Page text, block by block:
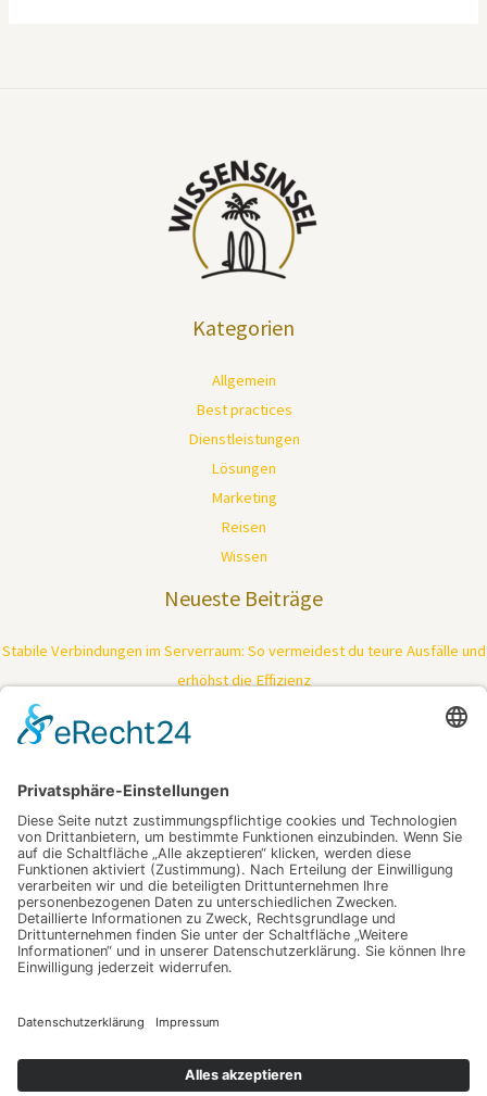
Kategorien
Allgemein
Best practices
Dienstleistungen
Lösungen
Marketing
Reisen
Wissen
Neueste Beiträge
Stabile Verbindungen im Serverraum: So vermeidest du teure Ausfälle und
erhöhst die Effizienz
Tiefenreinigung trifft Kraftpaket: So bringt moderne Technologie deine
Haut zurück in Bestform
Mimik ohne Kompromisse: Wie gezielte Muskelentspannung Falten
sichtbar mildert
Wer alltäglich souverän kommunizieren will, braucht mehr als nur Vokabeln
– der Schlüssel zum nächsten Lebensabschnitt
Schlagwörter